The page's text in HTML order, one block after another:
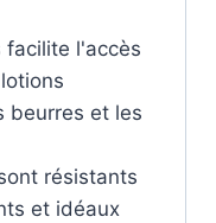
l'accès
beurres et les
résistants
et idéaux